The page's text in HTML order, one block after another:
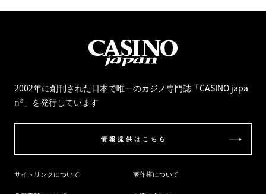
2002年に創刊された日本で唯一のカジノ専門誌 「CASINO japa
n®」を発行しています
情報提供はこちら
サイトリンクについて 著作権について